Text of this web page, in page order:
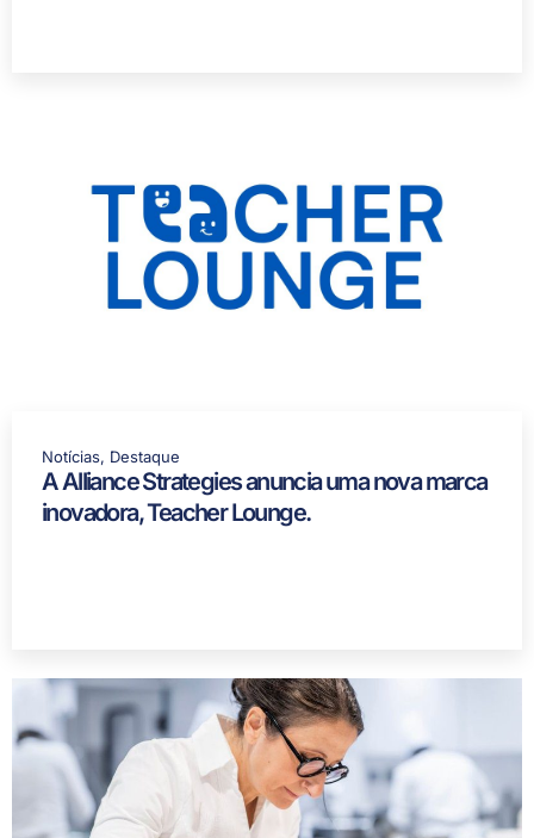
Notícias, Destaque
A Alliance Strategies anuncia uma nova marca
inovadora, Teacher Lounge.